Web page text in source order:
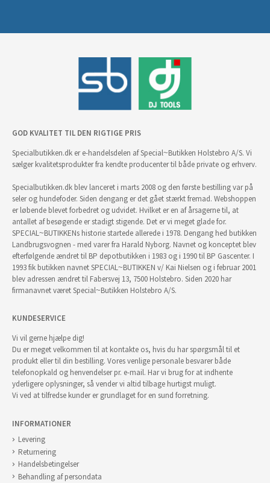
GOD KVALITET TIL DEN RIGTIGE PRIS
Specialbutikken.dk er e-handelsdelen af Special~Butikken Holstebro A/S. Vi
sælger kvalitetsprodukter fra kendte producenter til både private og erhverv.
Specialbutikken.dk blev lanceret i marts 2008 og den første bestilling var på
seler og hundefoder. Siden dengang er det gået stærkt fremad. Webshoppen
er løbende blevet forbedret og udvidet. Hvilket er en af årsagerne til, at
antallet af besøgende er stadigt stigende. Det er vi meget glade for.
SPECIAL~BUTIKKENs historie startede allerede i 1978. Dengang hed butikken
Landbrugsvognen - med varer fra Harald Nyborg. Navnet og konceptet blev
efterfølgende ændret til BP depotbutikken i 1983 og i 1990 til BP Gascenter. I
1993 fik butikken navnet SPECIAL~BUTIKKEN v/ Kai Nielsen og i februar 2001
blev adressen ændret til Fabersvej 13, 7500 Holstebro. Siden 2020 har
firmanavnet været Special~Butikken Holstebro A/S.
KUNDESERVICE
Vi vil gerne hjælpe dig!
Du er meget velkommen til at kontakte os, hvis du har spørgsmål til et
produkt eller til din bestilling. Vores venlige personale besvarer både
telefonopkald og henvendelser pr. e-mail. Har vi brug for at indhente
yderligere oplysninger, så vender vi altid tilbage hurtigst muligt.
Vi ved at tilfredse kunder er grundlaget for en sund forretning.
INFORMATIONER
Levering
Returnering
Handelsbetingelser
Behandling af persondata